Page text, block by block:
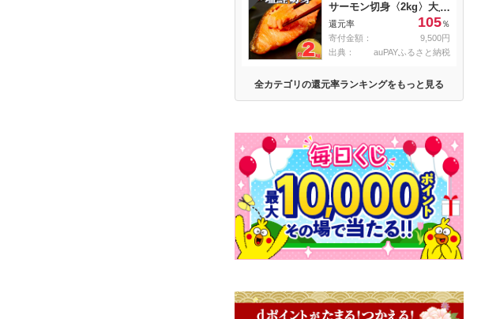
サーモン切身〈2kg〉大人
気 鮭 切り身 家計応援 不
揃い 鮭問屋直送
【MS03】
還元率 105％
寄付金額：
9,500円
出典：
auPAYふるさと納税
全カテゴリの還元率ランキングをもっと見る